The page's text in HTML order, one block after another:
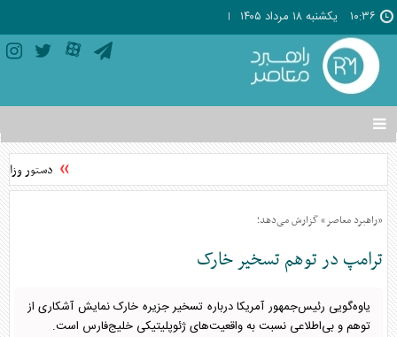
۱۰:۳۶ يکشنبه ۱۸ مرداد ۱۴۰۵
تغییر
وضعیت
منوی
ها
دستور
«راهبرد معاصر» گزارش می‌دهد؛
ترامپ در توهم تسخیر خارک
یاوه‌گویی رئیس‌جمهور آمریکا درباره تسخیر جزیره خارک نمایش آشکاری از
توهم و بی‌اطلاعی نسبت به واقعیت‌های ژئوپلیتیکی خلیج‌فارس است.